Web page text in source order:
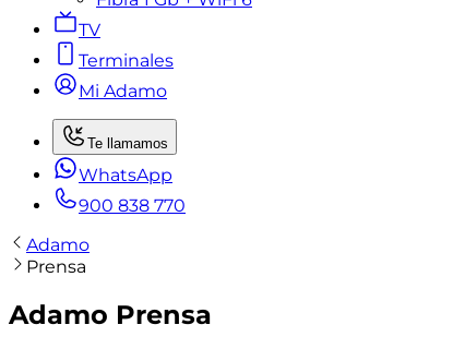
TV
Terminales
Mi Adamo
Te llamamos
WhatsApp
900 838 770
Adamo
Prensa
Adamo Prensa